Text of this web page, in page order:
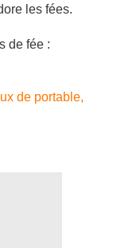
les fées.
de fée :
de portable,